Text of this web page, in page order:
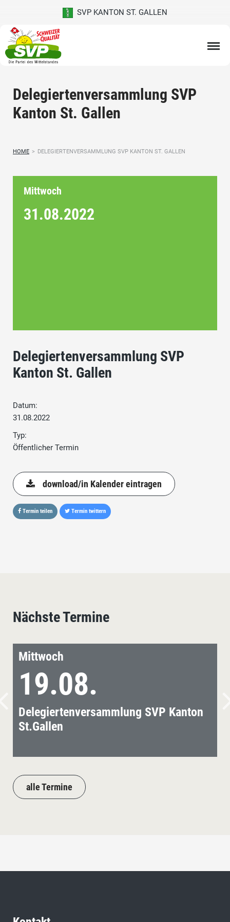
SVP KANTON ST. GALLEN
Delegiertenversammlung SVP
Kanton St. Gallen
HOME > DELEGIERTENVERSAMMLUNG SVP KANTON ST. GALLEN
Mittwoch
31.08.2022
Delegiertenversammlung SVP
Kanton St. Gallen
Datum:
31.08.2022
Typ:
Öffentlicher Termin
download/in Kalender eintragen
Termin teilen Termin twittern
Nächste Termine
Mittwoch
19.08.
Delegiertenversammlung SVP Kanton
St.Gallen
alle Termine